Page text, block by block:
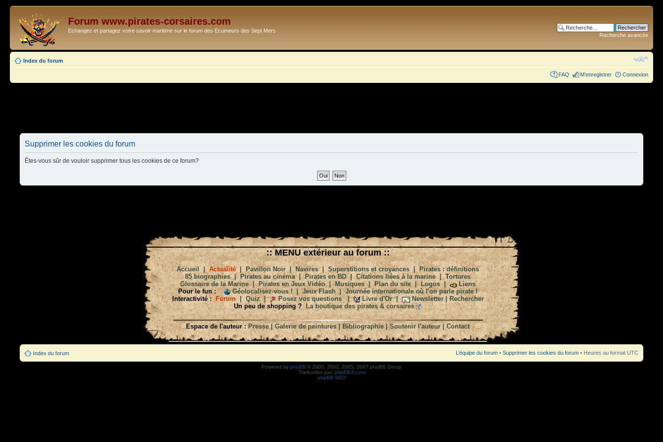
Forum www.pirates-corsaires.com
Echangez et partagez votre savoir maritime sur le forum des Ecumeurs des Sept Mers
Recherche avancée
Index du forum
FAQ M’enregistrer Connexion
Supprimer les cookies du forum
Êtes-vous sûr de vouloir supprimer tous les cookies de ce forum?
:: MENU extérieur au forum ::
Accueil |Actualité|Pavillon Noir|Navires|Superstitions et croyances|Pirates : définitions
85 biographies| Pirates au cinéma|Pirates en BD|Citations liées à la marine|Tortures
Glossaire de la Marine|Pirates en Jeux Vidéo|Musiques|Plan du site|Logos|
Liens
Pour le fun :
Géolocalisez-vous !|Jeux Flash|Journée internationale où l'on parle pirate !
Interactivité : Forum| Quiz| Posez vos questions| Livre d'Or| Newsletter| Rechercher
Un peu de shopping ?
La boutique des pirates & corsaires
Espace de l'auteur : Presse|Galerie de peintures|Bibliographie|Soutenir l'auteur|Contact
Index du forum L’équipe du forum • Supprimer les cookies du forum • Heures au format UTC
Powered by phpBB © 2000, 2002, 2005, 2007 phpBB Group
Traduction par: phpBB-fr.com
phpBB SEO